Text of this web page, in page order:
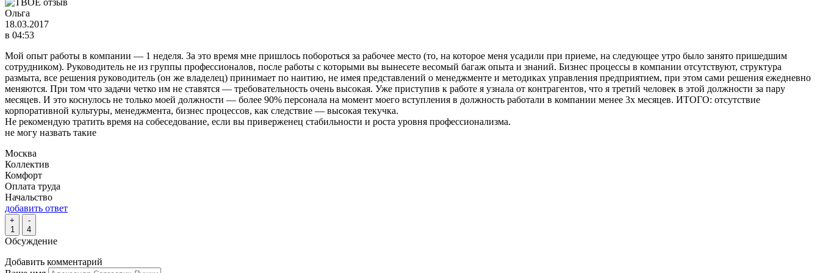
Ольга
18.03.2017
в 04:53
Мой опыт работы в компании — 1 неделя. За это время мне пришлось побороться за рабочее место (то, на которое меня усадили при приеме, на следующее утро было занято пришедшим
сотрудником). Руководитель не из группы профессионалов, после работы с которыми вы вынесете весомый багаж опыта и знаний. Бизнес процессы в компании отсутствуют, структура
размыта, все решения руководитель (он же владелец) принимает по наитию, не имея представлений о менеджменте и методиках управления предприятием, при этом сами решения ежедневно
меняются. При том что задачи четко им не ставятся — требовательность очень высокая. Уже приступив к работе я узнала от контрагентов, что я третий человек в этой должности за пару
месяцев. И это коснулось не только моей должности — более 90% персонала на момент моего вступления в должность работали в компании менее 3х месяцев. ИТОГО: отсутствие
корпоративной культуры, менеджмента, бизнес процессов, как следствие — высокая текучка.
Не рекомендую тратить время на собеседование, если вы приверженец стабильности и роста уровня профессионализма.
не могу назвать такие
Москва
Коллектив
Комфорт
Оплата труда
Начальство
добавить ответ
+
1
-
4
Обсуждение
Добавить комментарий